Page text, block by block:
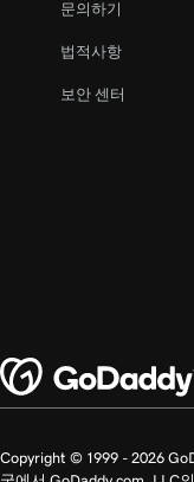
문의하기
법적사항
보안 센터
Copyright © 1999 - 2026